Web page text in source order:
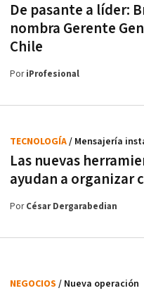
De pasante a líder:
nombra Gerente
Chile
PoriProfesional
Las nuevas
ayudan a organizar
TECNOLOGÍA/ Mensajería
PorCésar Dergarabedian
NEGOCIOS / Nueva operación